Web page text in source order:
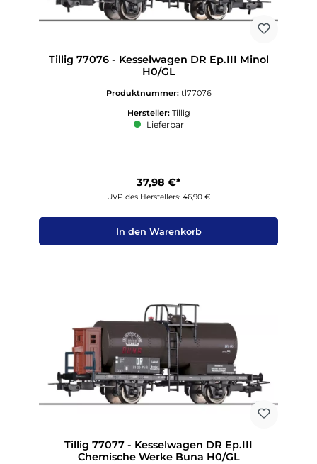
Tillig 77076 - Kesselwagen DR Ep.III Minol
H0/GL
Produktnummer: tl77076
Hersteller: Tillig
Lieferbar
37,98 €*
UVP des Herstellers: 46,90 €
In den Warenkorb
Tillig 77077 - Kesselwagen DR Ep.III
Chemische Werke Buna H0/GL